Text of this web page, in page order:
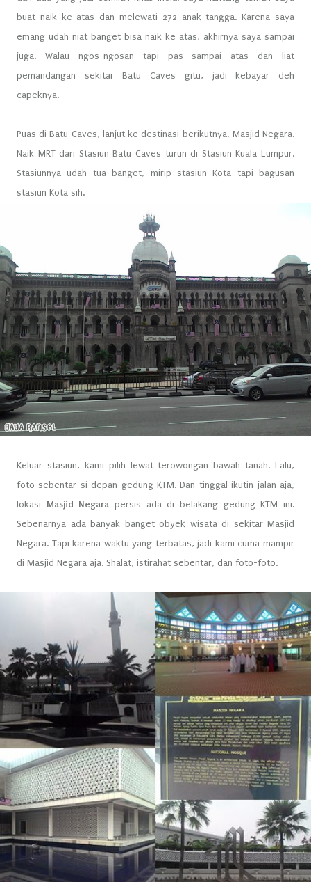
buat naik ke atas dan melewati 272 anak tangga. Karena saya
emang udah niat banget bisa naik ke atas, akhirnya saya sampai
juga. Walau ngos-ngosan tapi pas sampai atas dan liat
pemandangan sekitar Batu Caves gitu, jadi kebayar deh
capeknya.
Puas di Batu Caves, lanjut ke destinasi berikutnya, Masjid Negara.
Naik MRT dari Stasiun Batu Caves turun di Stasiun Kuala Lumpur.
Stasiunnya udah tua banget, mirip stasiun Kota tapi bagusan
stasiun Kota sih.
Keluar stasiun, kami pilih lewat terowongan bawah tanah. Lalu,
foto sebentar si depan gedung KTM. Dan tinggal ikutin jalan aja,
lokasi Masjid Negara persis ada di belakang gedung KTM ini.
Sebenarnya ada banyak banget obyek wisata di sekitar Masjid
Negara. Tapi karena waktu yang terbatas, jadi kami cuma mampir
di Masjid Negara aja. Shalat, istirahat sebentar, dan foto-foto.